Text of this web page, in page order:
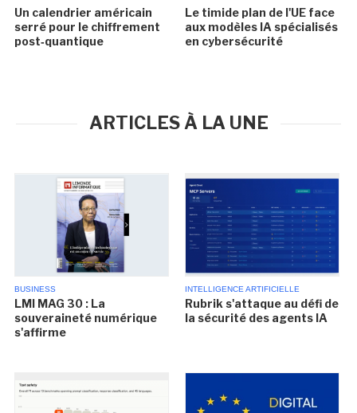
Un calendrier américain
serré pour le chiffrement
post‑quantique
Le timide plan de l'UE face
aux modèles IA spécialisés
en cybersécurité
ARTICLES À LA UNE
BUSINESS
LMI MAG 30 : La
souveraineté numérique
s'affirme
INTELLIGENCE ARTIFICIELLE
Rubrik s'attaque au défi de
la sécurité des agents IA